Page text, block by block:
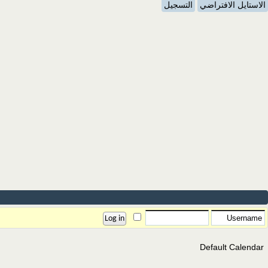
الاستايل الافتراضي
التسجيل
Default Calendar